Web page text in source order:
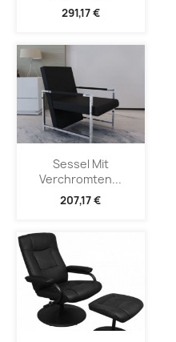
291,17 €
Sessel Mit
Verchromten...
207,17 €